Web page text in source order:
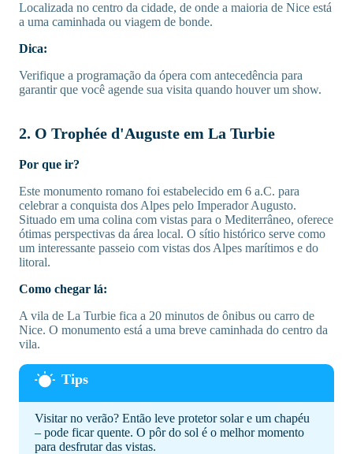
Localizada no centro da cidade, de onde a maioria de Nice está
a uma caminhada ou viagem de bonde.
Dica:
Verifique a programação da ópera com antecedência para
garantir que você agende sua visita quando houver um show.
2. O Trophée d'Auguste em La Turbie
Por que ir?
Este monumento romano foi estabelecido em 6 a.C. para
celebrar a conquista dos Alpes pelo Imperador Augusto.
Situado em uma colina com vistas para o Mediterrâneo, oferece
ótimas perspectivas da área local. O sítio histórico serve como
um interessante passeio com vistas dos Alpes marítimos e do
litoral.
Como chegar lá:
A vila de La Turbie fica a 20 minutos de ônibus ou carro de
Nice. O monumento está a uma breve caminhada do centro da
vila.
Visitar no verão? Então leve protetor solar e um chapéu
– pode ficar quente. O pôr do sol é o melhor momento
para desfrutar das vistas.